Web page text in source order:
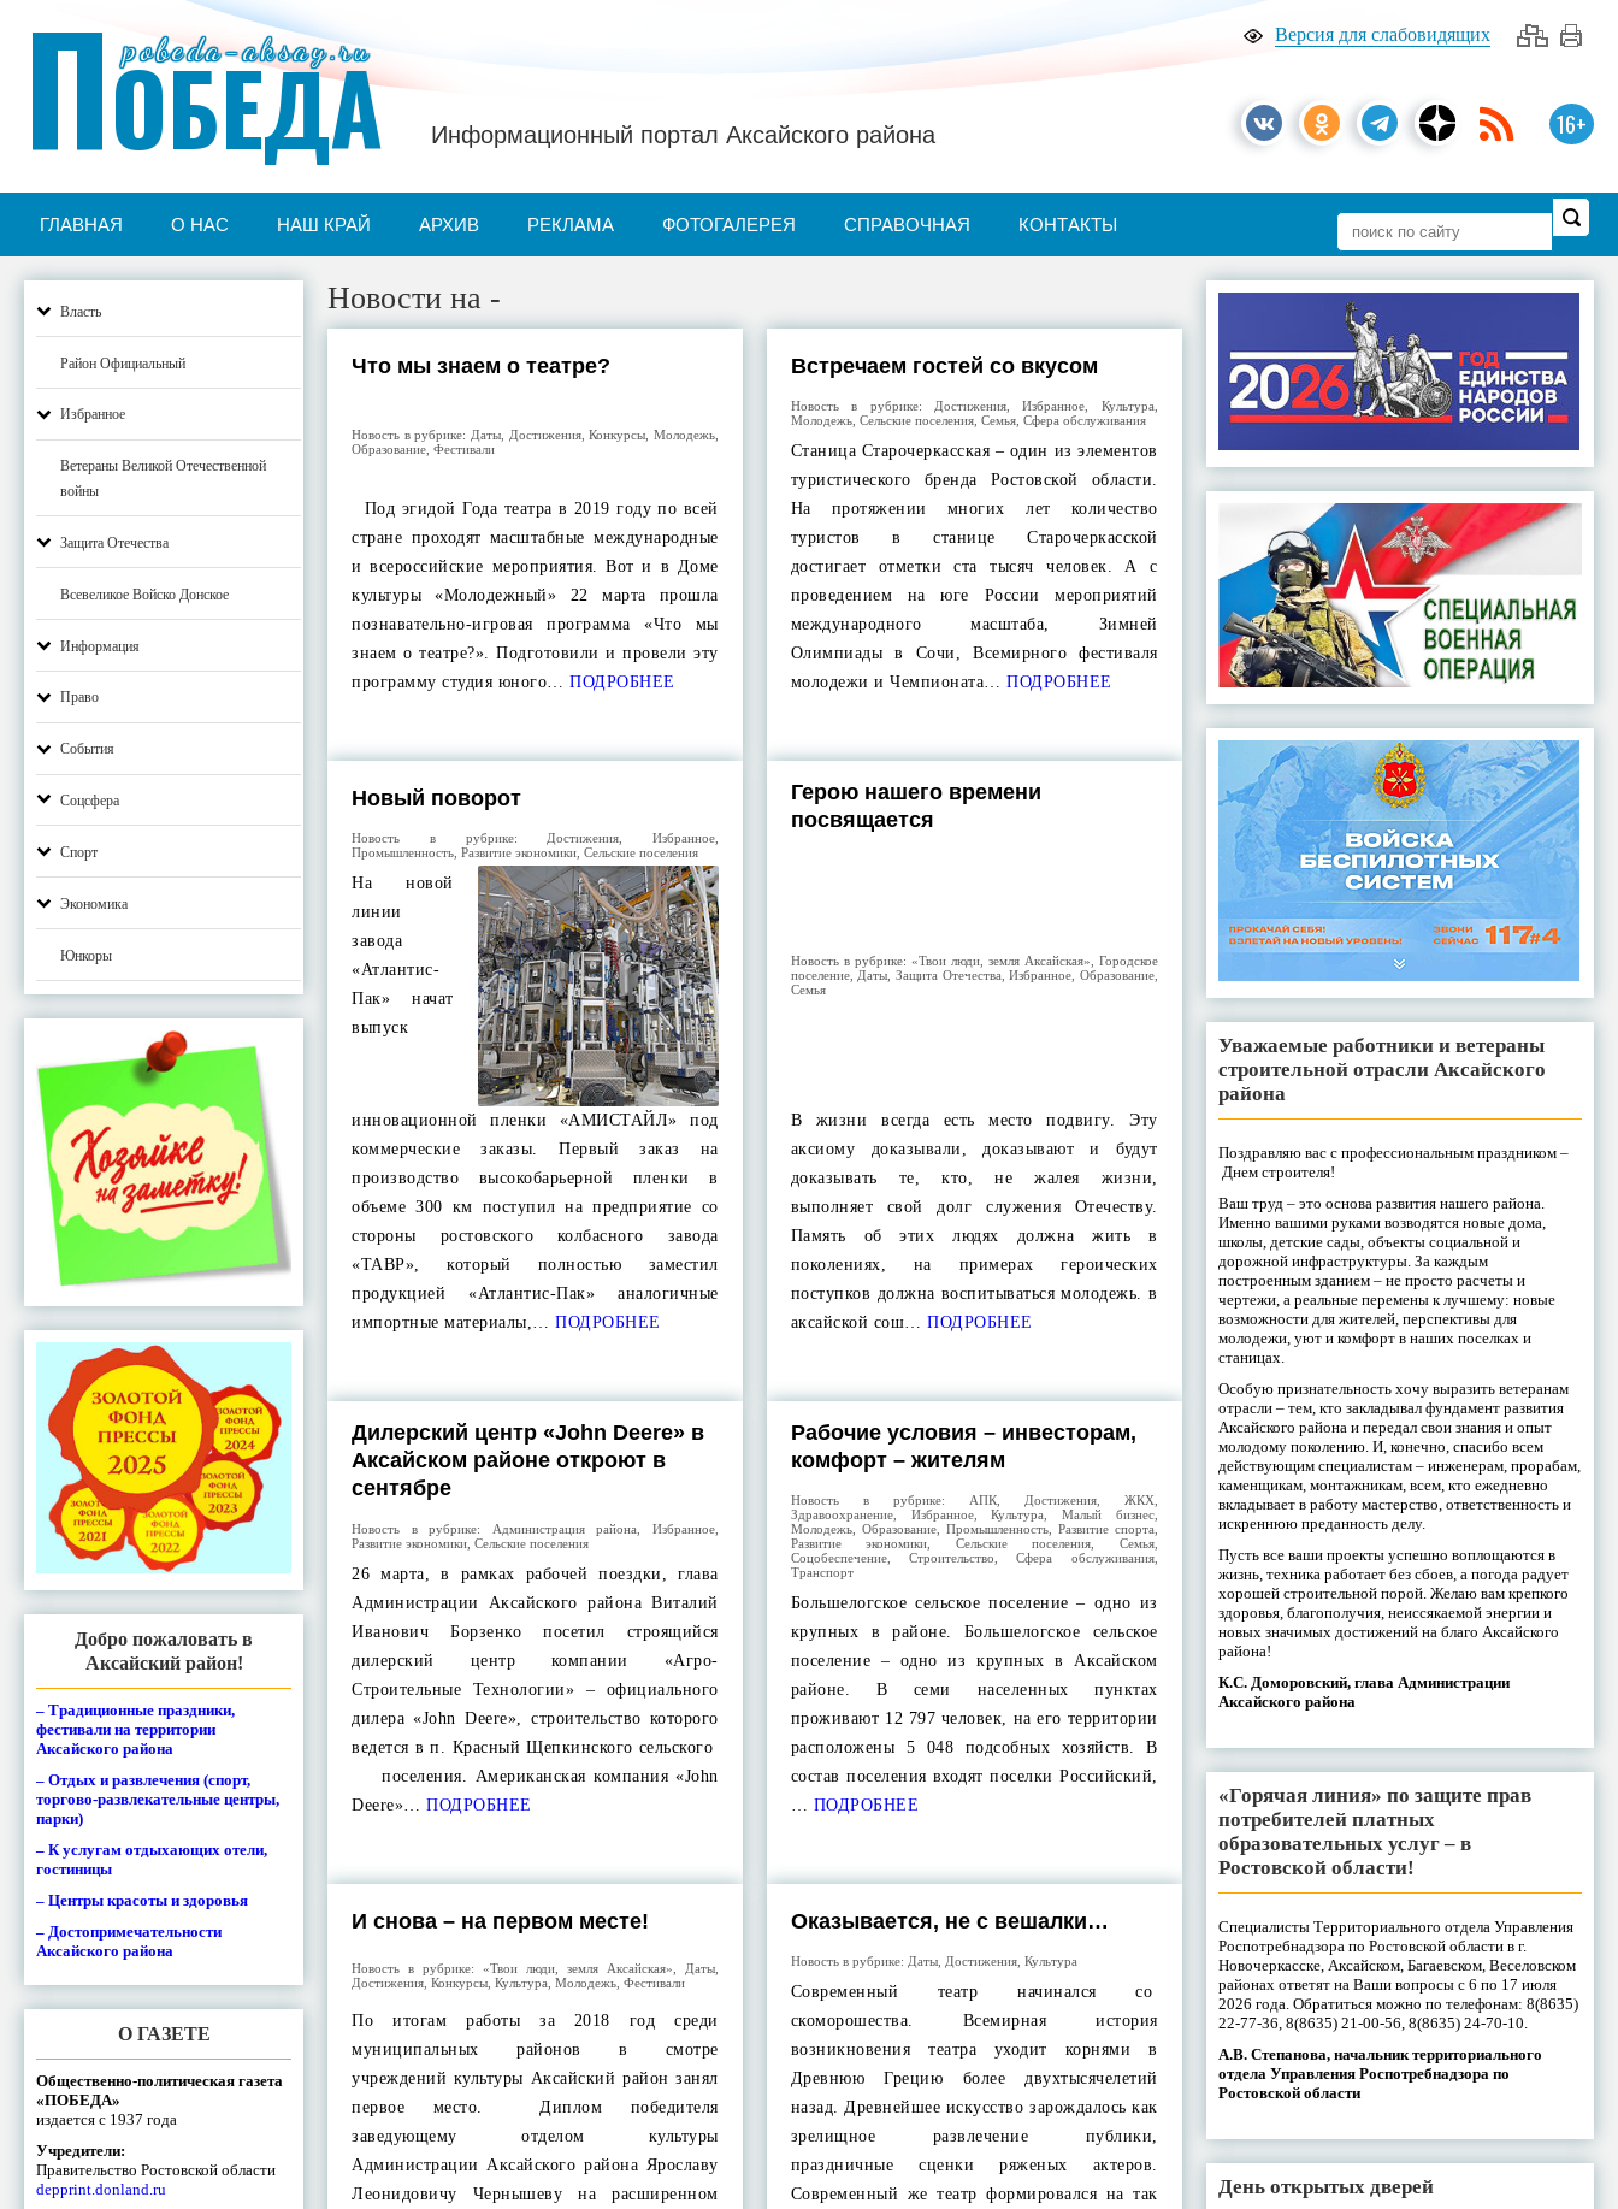
Версия для слабовидящих
16+
pobeda-aksay.ru
ПОБЕДА Информационный портал Аксайского района
ГЛАВНАЯ О НАС НАШ КРАЙ АРХИВ РЕКЛАМА ФОТОГАЛЕРЕЯ СПРАВОЧНАЯ КОНТАКТЫ
Власть
Район Официальный
Избранное
Ветераны Великой Отечественной
войны
Защита Отечества
Всевеликое Войско Донское
Информация
Право
События
Соцсфера
Спорт
Экономика
Юнкоры
Добро пожаловать в
Аксайский район!
– Традиционные праздники,
фестивали на территории
Аксайского района
– Отдых и развлечения (спорт,
торгово-развлекательные центры,
парки)
– К услугам отдыхающих отели,
гостиницы
– Центры красоты и здоровья
– Достопримечательности
Аксайского района
О ГАЗЕТЕ
Общественно-политическая газета
«ПОБЕДА»
издается с 1937 года
Учредители:
Правительство Ростовской области
depprint.donland.ru
Новости на -
Что мы знаем о театре?
Новость в рубрике: Даты Достижения,Конкурсы Молодежь,
Образование ,Фестивали
Под эгидой Года театра в 2019 году по всей
стране проходят масштабные международные
и всероссийские мероприятия. Вот и в Доме
культуры «Молодежный» 22 марта прошла
познавательно-игровая программа «Что мы
знаем о театре?». Подготовили и провели эту
программу студия юного… ПОДРОБНЕЕ
Встречаем гостей со вкусом
Новость в рубрике: Достижения,Избранное Культура
Молодежь, Сельские поселения, Семья, Сфера обслуживания
Станица Старочеркасская – один из элементов
туристического бренда Ростовской области.
На протяжении многих лет количество
туристов в станице Старочеркасской
достигает отметки ста тысяч человек. А с
проведением на юге России мероприятий
международного масштаба, Зимней
Олимпиады в Сочи, Всемирного фестиваля
молодежи и Чемпионата… ПОДРОБНЕЕ
Новый поворот
Новость в рубрике: Достижения Избранное,
Промышленность ,Развитие экономики ,Сельские поселения
На новой
линии
завода
«Атлантис-
Пак» начат
выпуск
инновационной пленки «АМИСТАЙЛ» под
коммерческие заказы. Первый заказ на
производство высокобарьерной пленки в
объеме 300 км поступил на предприятие со
стороны ростовского колбасного завода
«ТАВР», который полностью заместил
продукцией «Атлантис-Пак» аналогичные
импортные материалы,… ПОДРОБНЕЕ
Герою нашего времени
посвящается
Новость в рубрике: «Твои люди, земля Аксайская»
Городское
поселение, Даты Защита Отечества ,Избранное Образование,
Семья
В жизни всегда есть место подвигу. Эту
аксиому доказывали, доказывают и будут
доказывать те, кто, не жалея жизни,
выполняет свой долг служения Отечеству.
Память об этих людях должна жить в
поколениях, на примерах героических
поступков должна воспитываться молодежь. в
аксайской сош… ПОДРОБНЕЕ
Дилерский центр «John Deere» в
Аксайском районе откроют в
сентябре
Новость в рубрике: Администрация района Избранное,
Развитие экономики ,Сельские поселения
26 марта, в рамках рабочей поездки, глава
Администрации Аксайского района Виталий
Иванович Борзенко посетил строящийся
дилерский центр компании «Агро-
Строительные Технологии» – официального
дилера «John Deere», строительство которого
ведется в п. Красный Щепкинского сельского
поселения. Американская компания «John
Deere»… ПОДРОБНЕЕ
Рабочие условия – инвесторам,
комфорт – жителям
Новость в рубрике: АПК, Достижения, ЖКХ
Здравоохранение, Избранное,Культура Малый бизнес,
Молодежь, Образование, Промышленность, Развитие спорта
Развитие экономики
Сельские поселения Семья,
Соцобеспечение,Строительство ,Сфера обслуживания,
Транспорт
Большелогское сельское поселение – одно из
крупных в районе. Большелогское сельское
поселение – одно из крупных в Аксайском
районе. В семи населенных пунктах
проживают 12 797 человек, на его территории
расположены 5 048 подсобных хозяйств. В
состав поселения входят поселки Российский,
… ПОДРОБНЕЕ
И снова – на первом месте!
Новость в рубрике:«Твои люди, земля Аксайская» Даты,
Достижения ,Конкурсы ,Культура ,Молодежь ,Фестивали
По итогам работы за 2018 год среди
муниципальных районов в смотре
учреждений культуры Аксайский район занял
первое место. Диплом победителя
заведующему отделом культуры
Администрации Аксайского района Ярославу
Леонидовичу Чернышеву на расширенном
Оказывается, не с вешалки…
Новость в рубрике: Даты, Достижения, Культура
Современный театр начинался со
скоморошества. Всемирная история
возникновения театра уходит корнями в
Древнюю Грецию более двухтысячелетий
назад. Древнейшее искусство зарождалось как
зрелищное развлечение публики,
праздничные сценки ряженых актеров.
Современный же театр формировался на так
Уважаемые работники и ветераны
строительной отрасли Аксайского
района
Поздравляю вас с профессиональным праздником –
Днем строителя!
Ваш труд – это основа развития нашего района.
Именно вашими руками возводятся новые дома,
школы, детские сады, объекты социальной и
дорожной инфраструктуры. За каждым
построенным зданием – не просто расчеты и
чертежи, а реальные перемены к лучшему: новые
возможности для жителей, перспективы для
молодежи, уют и комфорт в наших поселках и
станицах.
Особую признательность хочу выразить ветеранам
отрасли – тем, кто закладывал фундамент развития
Аксайского района и передал свои знания и опыт
молодому поколению. И, конечно, спасибо всем
действующим специалистам – инженерам, прорабам,
каменщикам, монтажникам, всем, кто ежедневно
вкладывает в работу мастерство, ответственность и
искреннюю преданность делу.
Пусть все ваши проекты успешно воплощаются в
жизнь, техника работает без сбоев, а погода радует
хорошей строительной порой. Желаю вам крепкого
здоровья, благополучия, неиссякаемой энергии и
новых значимых достижений на благо Аксайского
района!
К.С. Доморовский, глава Администрации
Аксайского района
«Горячая линия» по защите прав
потребителей платных
образовательных услуг – в
Ростовской области!
Специалисты Территориального отдела Управления
Роспотребнадзора по Ростовской области в г.
Новочеркасске, Аксайском, Багаевском, Веселовском
районах ответят на Ваши вопросы с 6 по 17 июля
2026 года. Обратиться можно по телефонам: 8(8635)
22-77-36, 8(8635) 21-00-56, 8(8635) 24-70-10.
А.В. Степанова, начальник территориального
отдела Управления Роспотребнадзора по
Ростовской области
День открытых дверей